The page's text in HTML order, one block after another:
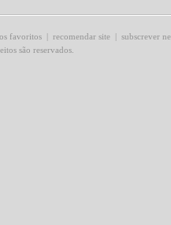
favoritos | recomendar site | subscrever
são reservados.